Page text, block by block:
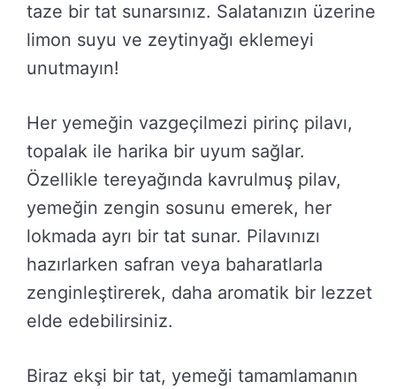
taze bir tat sunarsınız. Salatanızın üzerine
limon suyu ve zeytinyağı eklemeyi
unutmayın!
Her yemeğin vazgeçilmezi pirinç pilavı,
topalak ile harika bir uyum sağlar.
Özellikle tereyağında kavrulmuş pilav,
yemeğin zengin sosunu emerek, her
lokmada ayrı bir tat sunar. Pilavınızı
hazırlarken safran veya baharatlarla
zenginleştirerek, daha aromatik bir lezzet
elde edebilirsiniz.
Biraz ekşi bir tat, yemeği tamamlamanın